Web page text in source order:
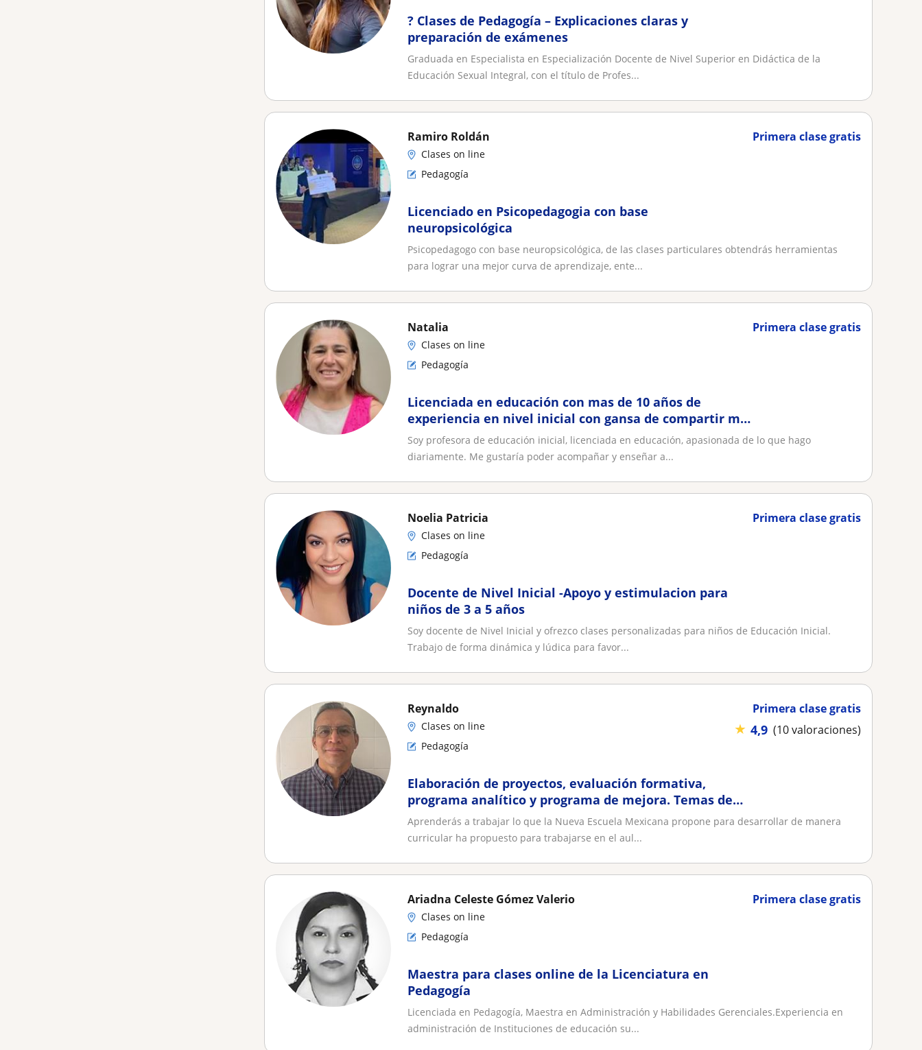
? Clases de Pedagogía – Explicaciones claras y
preparación de exámenes
Graduada en Especialista en Especialización Docente de Nivel Superior en Didáctica de la
Educación Sexual Integral, con el título de Profes...
Primera clase gratis
Ramiro Roldán
Clases on line
Pedagogía
Licenciado en Psicopedagogia con base
neuropsicológica
Psicopedagogo con base neuropsicológica, de las clases particulares obtendrás herramientas
para lograr una mejor curva de aprendizaje, ente...
Primera clase gratis
Natalia
Clases on line
Pedagogía
Licenciada en educación con mas de 10 años de
experiencia en nivel inicial con gansa de compartir mi
experiencia
Soy profesora de educación inicial, licenciada en educación, apasionada de lo que hago
diariamente. Me gustaría poder acompañar y enseñar a...
Primera clase gratis
Noelia Patricia
Clases on line
Pedagogía
Docente de Nivel Inicial -Apoyo y estimulacion para
niños de 3 a 5 años
Soy docente de Nivel Inicial y ofrezco clases personalizadas para niños de Educación Inicial.
Trabajo de forma dinámica y lúdica para favor...
Primera clase gratis
★ 4,9 (10 valoraciones)
Reynaldo
Clases on line
Pedagogía
Elaboración de proyectos, evaluación formativa,
programa analítico y programa de mejora. Temas de
CTE y utilización de la IA
Aprenderás a trabajar lo que la Nueva Escuela Mexicana propone para desarrollar de manera
curricular ha propuesto para trabajarse en el aul...
Primera clase gratis
Ariadna Celeste Gómez Valerio
Clases on line
Pedagogía
Maestra para clases online de la Licenciatura en
Pedagogía
Licenciada en Pedagogía, Maestra en Administración y Habilidades Gerenciales.Experiencia en
administración de Instituciones de educación su...